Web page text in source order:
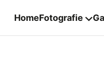
HomeFotografie